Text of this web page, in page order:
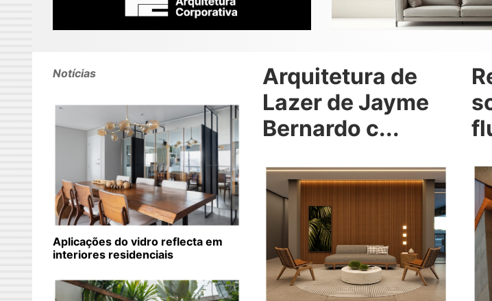
Arquitetura de
Lazer de Jayme
Bernardo c...
Notícias
Aplicações do vidro reflecta em
interiores residenciais